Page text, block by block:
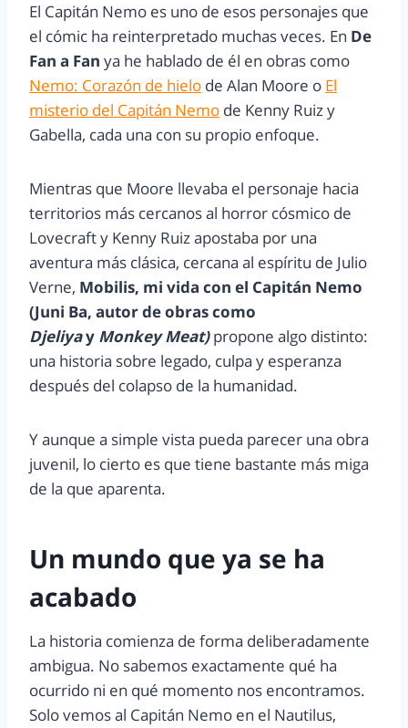
El Capitán Nemo es uno de esos personajes que
el cómic ha reinterpretado muchas veces. En De
Fan a Fan ya he hablado de él en obras como
Nemo: Corazón de hielo de Alan Moore o El
misterio del Capitán Nemo de Kenny Ruiz y
Gabella, cada una con su propio enfoque.
Mientras que Moore llevaba el personaje hacia
territorios más cercanos al horror cósmico de
Lovecraft y Kenny Ruiz apostaba por una
aventura más clásica, cercana al espíritu de Julio
Verne, Mobilis, mi vida con el Capitán Nemo
(Juni Ba, autor de obras como
Djeliyay Monkey Meat)propone algo distinto:
una historia sobre legado, culpa y esperanza
después del colapso de la humanidad.
Y aunque a simple vista pueda parecer una obra
juvenil, lo cierto es que tiene bastante más miga
de la que aparenta.
Un mundo que ya se ha
acabado
La historia comienza de forma deliberadamente
ambigua. No sabemos exactamente qué ha
ocurrido ni en qué momento nos encontramos.
Solo vemos al Capitán Nemo en el Nautilus,